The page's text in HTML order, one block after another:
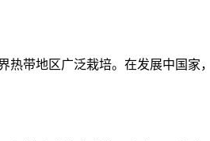
带地区广泛栽培。在发展中国